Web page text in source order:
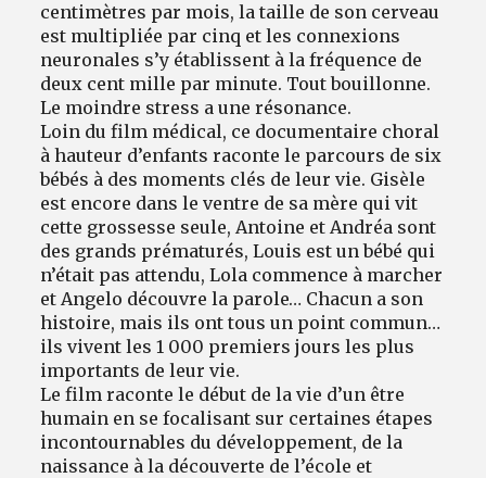
centimètres par mois, la taille de son cerveau
est multipliée par cinq et les connexions
neuronales s’y établissent à la fréquence de
deux cent mille par minute. Tout bouillonne.
Le moindre stress a une résonance.
Loin du film médical, ce documentaire choral
à hauteur d’enfants raconte le parcours de six
bébés à des moments clés de leur vie. Gisèle
est encore dans le ventre de sa mère qui vit
cette grossesse seule, Antoine et Andréa sont
des grands prématurés, Louis est un bébé qui
n’était pas attendu, Lola commence à marcher
et Angelo découvre la parole… Chacun a son
histoire, mais ils ont tous un point commun…
ils vivent les 1 000 premiers jours les plus
importants de leur vie.
Le film raconte le début de la vie d’un être
humain en se focalisant sur certaines étapes
incontournables du développement, de la
naissance à la découverte de l’école et